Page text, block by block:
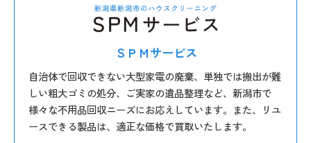
ＳＰＭサービス
自治体で回収できない大型家電の廃棄、単独では搬出が難
しい粗大ゴミの処分、ご実家の遺品整理など、新潟市で
様々な不用品回収ニーズにお応えしています。また、リユ
ースできる製品は、適正な価格で買取いたします。